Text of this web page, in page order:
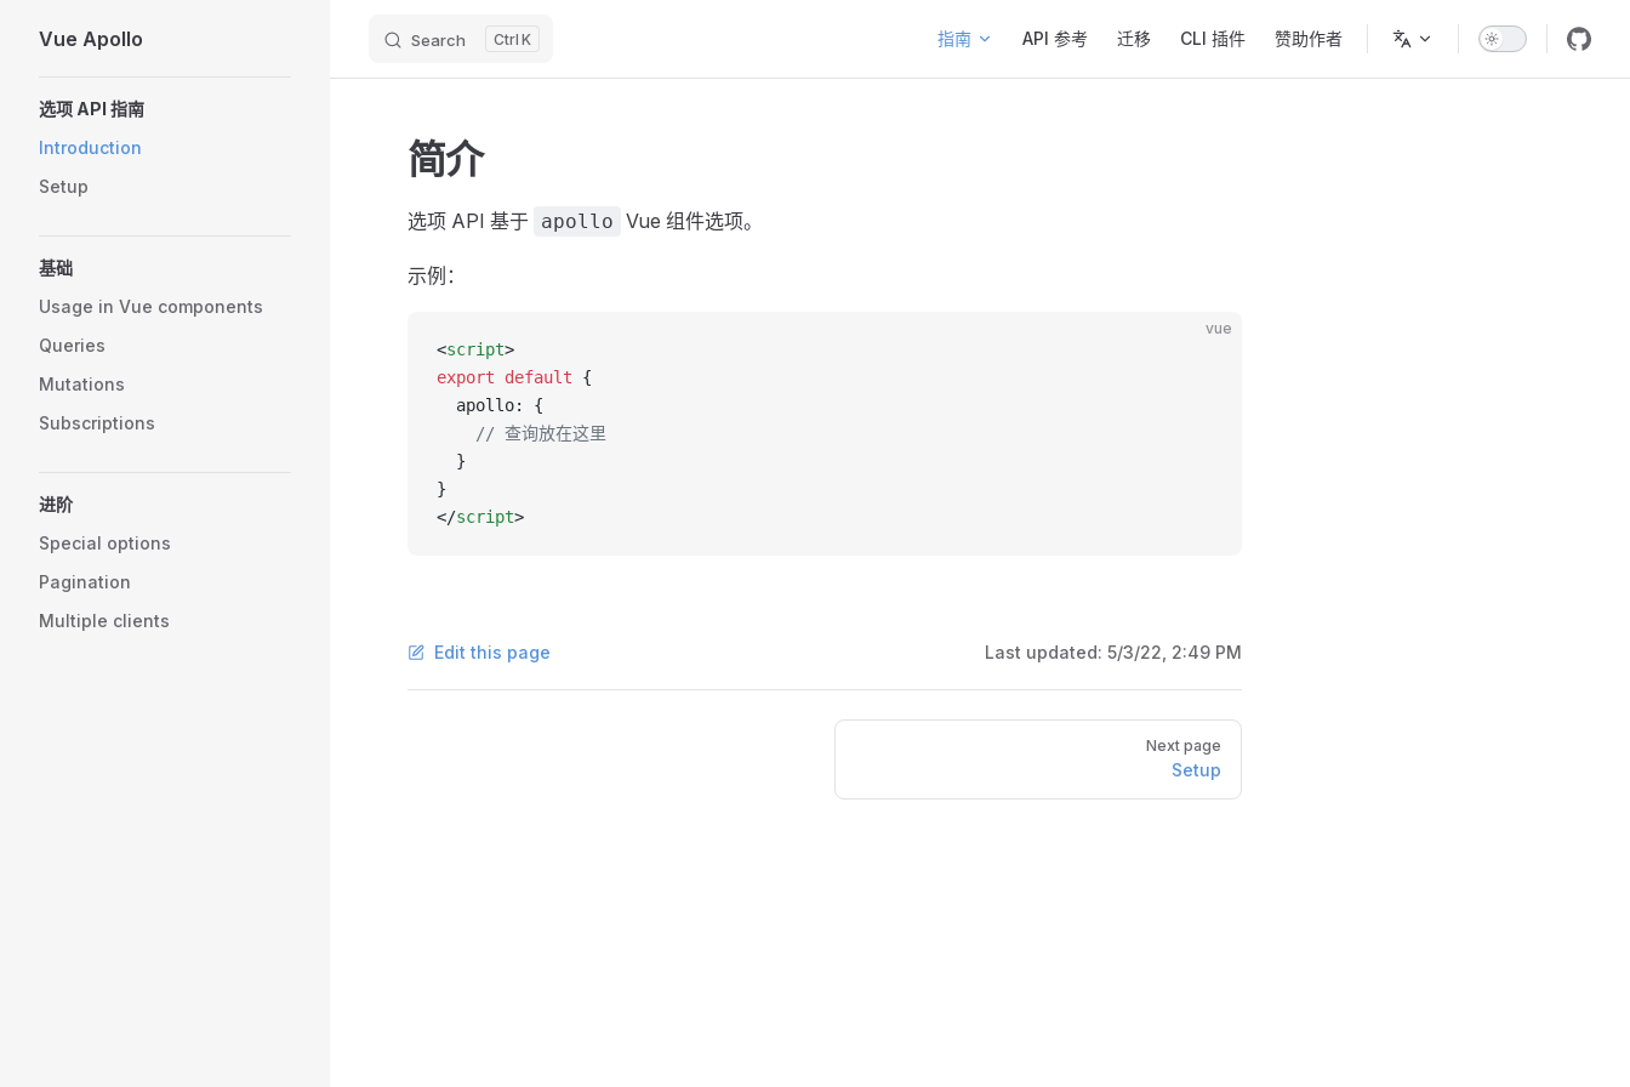
Skip to content
Vue Apollo Search K 指南 API 参考 迁移 CLI 插件 赞助作者
选项 API 指南
Introduction
Setup
基础
Usage in Vue components
Queries
Mutations
Subscriptions
进阶
Special options
Pagination
Multiple clients
简介
选项 API 基于 apollo Vue 组件选项。
示例：
vue
<script>
export default {
  apollo: {
    // 查询放在这里
  }
}
</script>
Edit this page Last updated: 5/3/22, 2:49 PM
Next page
Setup